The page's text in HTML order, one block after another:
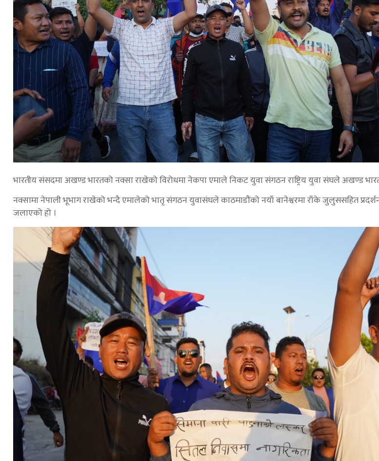
भारतीय संसदमा अखण्ड भारतको नक्सा राखेको विरोधमा नेकपा एमाले निकट युवा संगठन राष्ट्रिय युवा संघले अखण्ड
नक्सामा नेपाली भूभाग राखेको भन्दै एमालेको भातृ संगठन युवासंघले काठमाडौंको नयाँ बानेश्वरमा राँके जुलुससहित
जलाएको हो ।